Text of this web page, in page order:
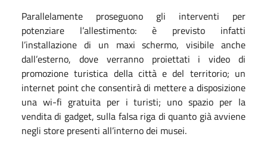
Parallelamente proseguono gli interventi per
potenziare l’allestimento: è previsto infatti
l’installazione di un maxi schermo, visibile anche
dall’esterno, dove verranno proiettati i video di
promozione turistica della città e del territorio; un
internet point che consentirà di mettere a disposizione
una wi-fi gratuita per i turisti; uno spazio per la
vendita di gadget, sulla falsa riga di quanto già avviene
negli store presenti all’interno dei musei.